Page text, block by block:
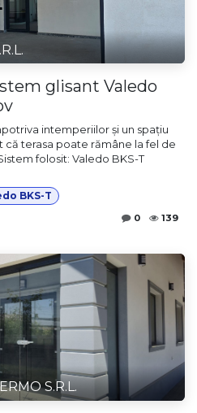
glisant Valedo
intemperiilor și un spațiu
terasa poate rămâne la fel de
folosit: Valedo BKS-T
BKS-T
0 139
S.R.L.